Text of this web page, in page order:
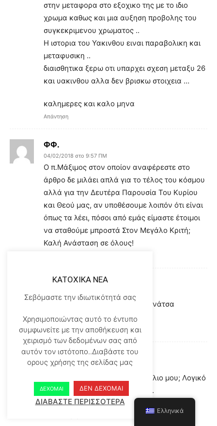
στην μεταφορα στο εξοχικο της με το ιδιο
χρωμα καθως και μια αυξηση προβολης του
συγκεκριμενου χρωματος ..
Η ιστορια του Υακινθου ειναι παραβολικη και
μεταφυσικη ..
διαισθητικα ξερω οτι υπαρχει σχεση μεταξυ 26
και υακινθου αλλα δεν βρισκω στοιχεια …
καλημερες και καλο μηνα
Απάντηση
ΦΦ.
04/02/2018 στο 9:57 ΠΜ
Ο π.Μάξιμος στον οποίον αναφέρεστε στο
άρθρο δε μιλάει απλά για το τέλος του κόσμου
αλλά για την Δευτέρα Παρουσία Του Κυρίου
και Θεού μας, αν υποθέσουμε λοιπόν ότι είναι
όπως τα λέει, πόσοι από εμάς είμαστε έτοιμοι
να σταθούμε μπροστά Στον Μεγάλο Κριτή;
Καλή Ανάσταση σε όλους!
Inept
04/02/2018 στο 1:31 ΜΜ
Πάρε κανένα βιβλίο μωρή λινάτσα
ΣΚΑΤΟΓΡΙΑ
Απάντηση
ΦΦ.
04/02/2018 στο 3:02 ΜΜ
Τί έγινε; Σε επηρέασε το σχόλιο μου; Λογικό
το βρίσκω να αντιδράς έτσι…
Καλή μετάνοια και Καλή Ανάσταση!!!
KATOXIKA NEA
Σεβόμαστε την ιδιωτικότητά σας
Χρησιμοποιώντας αυτό το έντυπο
συμφωνείτε με την αποθήκευση και
χειρισμό των δεδομένων σας από
αυτόν τον ιστότοπο..Διαβάστε του
ορους χρήσης της σελίδας μας
ΔΕΧΟΜΑΙ ΔΕΝ ΔΕΧΟΜΑΙ
ΔΙΑΒΑΣΤΕ ΠΕΡΙΣΣΟΤΕΡΑ
Ελληνικά